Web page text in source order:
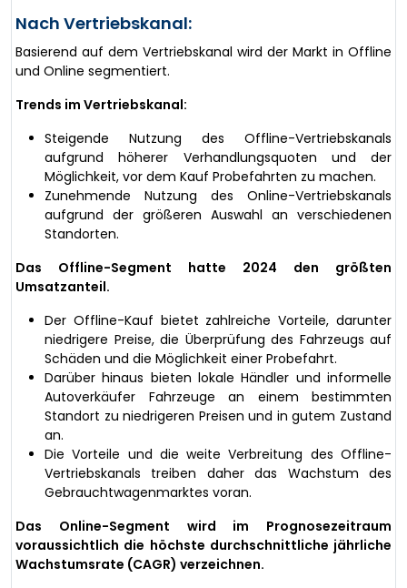
Nach Vertriebskanal:
Basierend auf dem Vertriebskanal wird der Markt in Offline
und Online segmentiert.
Trends im Vertriebskanal:
Steigende Nutzung des Offline-Vertriebskanals
aufgrund höherer Verhandlungsquoten und der
Möglichkeit, vor dem Kauf Probefahrten zu machen.
Zunehmende Nutzung des Online-Vertriebskanals
aufgrund der größeren Auswahl an verschiedenen
Standorten.
Das Offline-Segment hatte 2024 den größten
Umsatzanteil.
Der Offline-Kauf bietet zahlreiche Vorteile, darunter
niedrigere Preise, die Überprüfung des Fahrzeugs auf
Schäden und die Möglichkeit einer Probefahrt.
Darüber hinaus bieten lokale Händler und informelle
Autoverkäufer Fahrzeuge an einem bestimmten
Standort zu niedrigeren Preisen und in gutem Zustand
an.
Die Vorteile und die weite Verbreitung des Offline-
Vertriebskanals treiben daher das Wachstum des
Gebrauchtwagenmarktes voran.
Das Online-Segment wird im Prognosezeitraum
voraussichtlich die höchste durchschnittliche jährliche
Wachstumsrate (CAGR) verzeichnen.